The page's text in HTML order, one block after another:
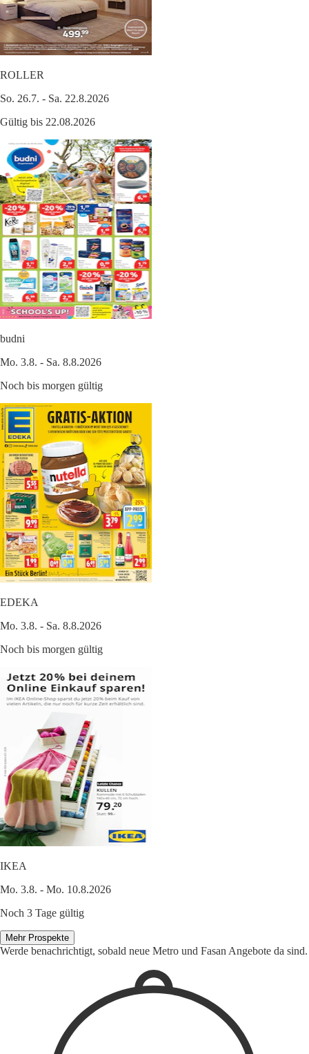
ROLLER
So. 26.7. - Sa. 22.8.2026
Gültig bis 22.08.2026
budni
Mo. 3.8. - Sa. 8.8.2026
Noch bis morgen gültig
EDEKA
Mo. 3.8. - Sa. 8.8.2026
Noch bis morgen gültig
IKEA
Mo. 3.8. - Mo. 10.8.2026
Noch 3 Tage gültig
Mehr Prospekte
Werde benachrichtigt, sobald neue Metro und Fasan Angebote da sind.